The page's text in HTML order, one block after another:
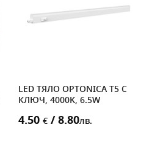
LED ТЯЛО OPTONICA T5 С
КЛЮЧ, 4000K, 6.5W
4.50 € / 8.80лв.